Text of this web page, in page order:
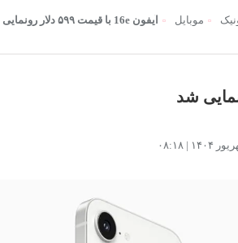
موبایل آیفون 16e با قیمت ۵۹۹ دلار رونمایی شد
مشاهده و خرید